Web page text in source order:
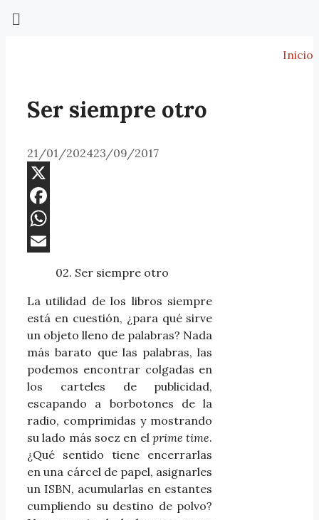
Inicio
Ser siempre otro
21/01/202423/09/2017
X
Facebook
WhatsApp
02. Ser siempre otro
La utilidad de los libros siempre
está en cuestión, ¿para qué sirve
un objeto lleno de palabras? Nada
más barato que las palabras, las
podemos encontrar colgadas en
los carteles de publicidad,
escapando a borbotones de la
radio, comprimidas y mostrando
su lado más soez en elprime time.
¿Qué sentido tiene encerrarlas
en una cárcel de papel, asignarles
un ISBN, acumularlas en estantes
cumpliendo su destino de polvo?